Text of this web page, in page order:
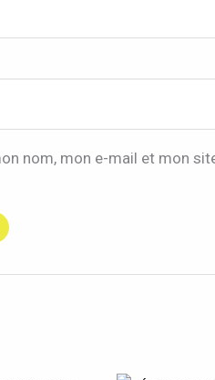
nom, mon e-mail et mon